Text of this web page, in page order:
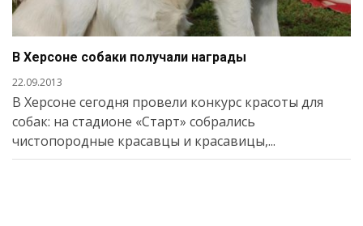
В Херсоне собаки получали награды
22.09.2013
В Херсоне сегодня провели конкурс красоты для
собак: на стадионе «Старт» собрались
чистопородные красавцы и красавицы,...